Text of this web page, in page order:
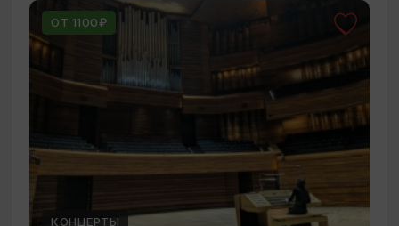
ОТ 1100₽
КОНЦЕРТЫ